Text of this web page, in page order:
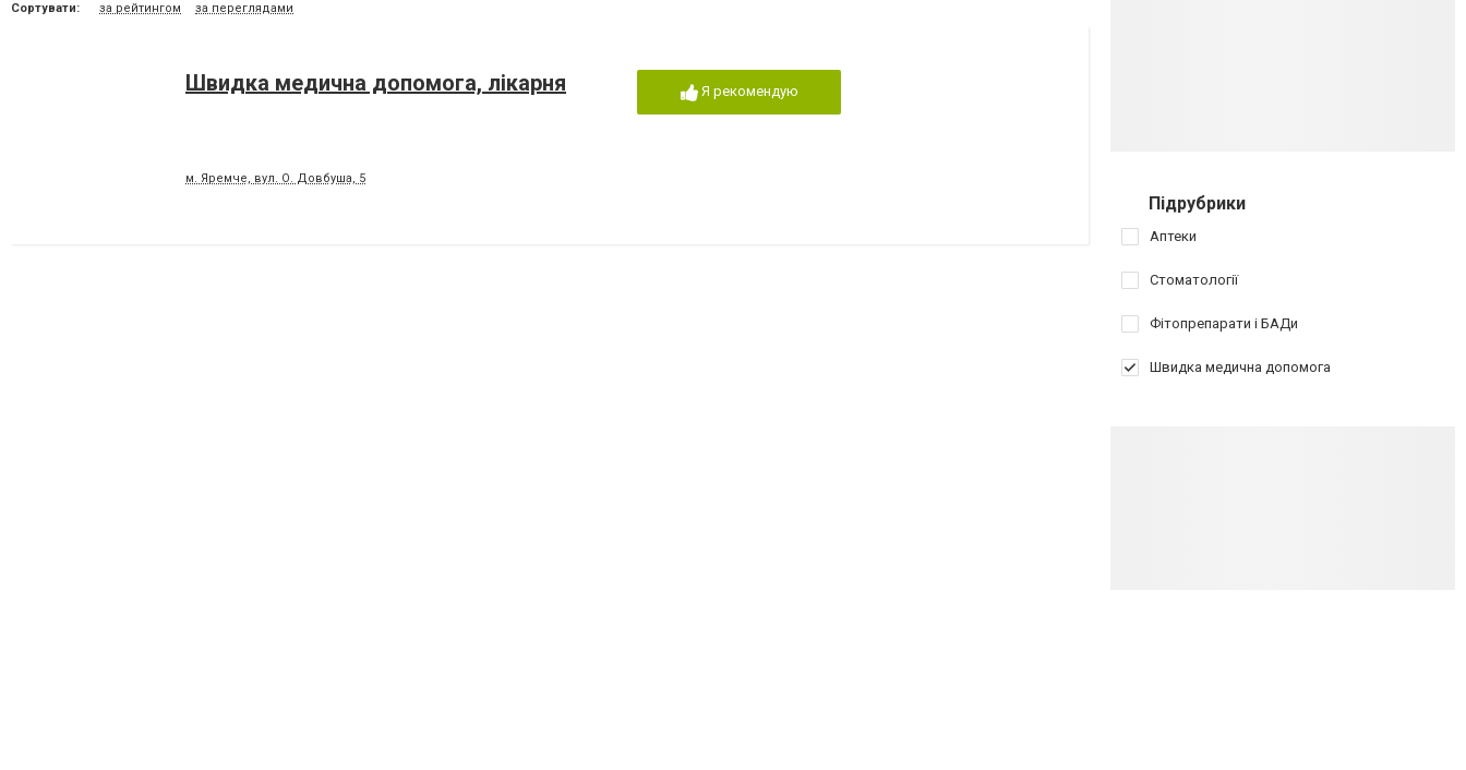
Сортувати: за рейтингом за переглядами
Швидка медична допомога, лікарня
м. Яремче, вул. О. Довбуша, 5
Я рекомендую
Підрубрики
Аптеки
Стоматології
Фітопрепарати і БАДи
Швидка медична допомога